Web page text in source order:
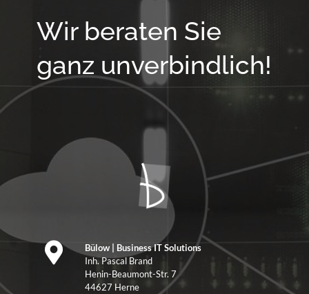
Wir beraten Sie
ganz unverbindlich!
Bülow | Business IT Solutions
Inh. Pascal Brand
Henin-Beaumont-Str. 7
44627 Herne